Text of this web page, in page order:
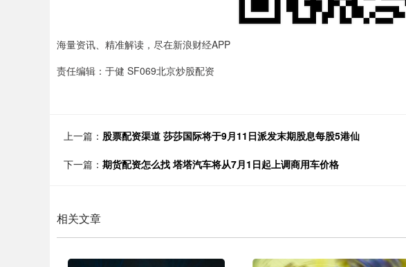
海量资讯、精准解读，尽在新浪财经APP
责任编辑：于健 SF069北京炒股配资
上一篇： 股票配资渠道 莎莎国际将于9月11日派发末期股息每股5港仙
下一篇： 期货配资怎么找 塔塔汽车将从7月1日起上调商用车价格
相关文章